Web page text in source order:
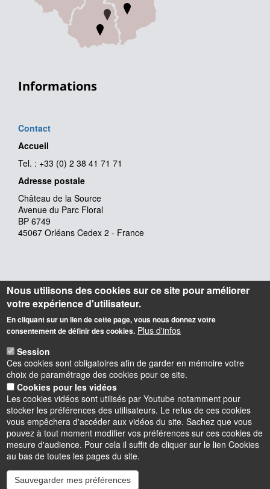
Informations
Contact
Accueil
Tel. : +33 (0) 2 38 41 71 71
Adresse postale
Château de la Source
Avenue du Parc Floral
BP 6749
45067 Orléans Cedex 2 - France
InstagramLinkedInYoutube
Nous utilisons des cookies sur ce site pour améliorer
votre expérience d'utilisateur.
En cliquant sur un lien de cette page, vous nous donnez votre
consentement de définir des cookies. Plus d'infos
Session
Ces cookies sont obligatoires afin de garder en mémoire votre
choix de paramétrage des cookies pour ce site.
Cookies pour les vidéos
Les cookies vidéos sont utilisés par Youtube notamment pour
stocker les préférences des utilisateurs. Le refus de ces cookies
vous empêchera d'accéder aux vidéos du site. Sachez que vous
pouvez à tout moment modifier vos préférences sur ces cookies de
mesure d'audience. Pour cela il suffit de cliquer sur le lien Cookies
au bas de toutes les pages du site.
Sauvegarder mes préférences